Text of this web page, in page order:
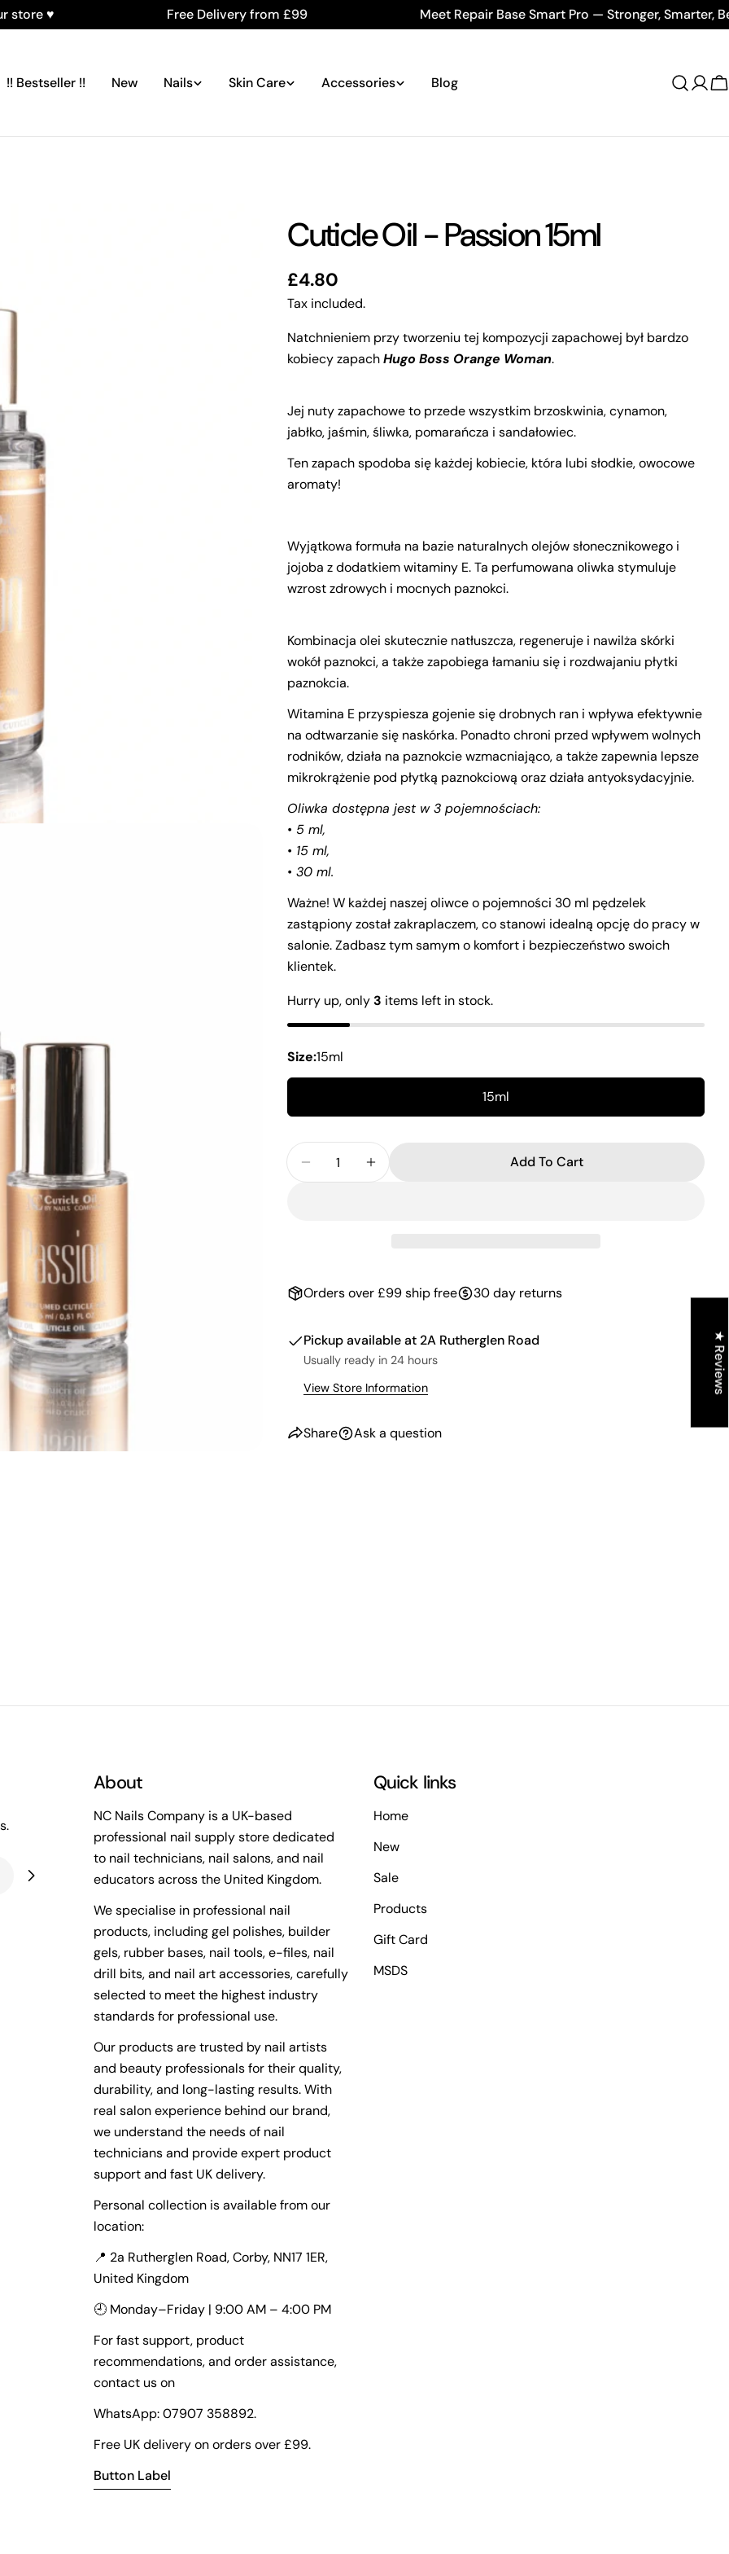
Free Delivery from £99 Meet Repair Base Smart Pro — Stronger, Smarter, Better
!! Bestseller !! New Nails Skin Care Accessories Blog
Log
Cuticle Oil - Passion 15ml
Regular
price
£4.80
Tax included.
Natchnieniem przy tworzeniu tej kompozycji zapachowej był bardzo
kobiecy zapachHugo Boss Orange Woman.
Jej nuty zapachowe to przede wszystkim brzoskwinia, cynamon,
jabłko, jaśmin, śliwka, pomarańcza i sandałowiec.
Ten zapach spodoba się każdej kobiecie, która lubi słodkie, owocowe
aromaty!
Wyjątkowa formuła na bazie naturalnych olejów słonecznikowego i
jojoba z dodatkiem witaminy E. Ta perfumowana oliwka stymuluje
wzrost zdrowych i mocnych paznokci.
Kombinacja olei skutecznie natłuszcza, regeneruje i nawilża skórki
wokół paznokci, a także zapobiega łamaniu się i rozdwajaniu płytki
paznokcia.
Witamina E przyspiesza gojenie się drobnych ran i wpływa efektywnie
na odtwarzanie się naskórka. Ponadto chroni przed wpływem wolnych
rodników, działa na paznokcie wzmacniająco, a także zapewnia lepsze
mikrokrążenie pod płytką paznokciową oraz działa antyoksydacyjnie.
Oliwka dostępna jest w 3 pojemnościach:
• 5 ml,
• 15 ml,
• 30 ml.
Ważne! W każdej naszej oliwce o pojemności 30 ml pędzelek
zastąpiony został zakraplaczem, co stanowi idealną opcję do pracy w
salonie. Zadbasz tym samym o komfort i bezpieczeństwo swoich
klientek.
Hurry up, only3 items left in stock.
Size:15ml
15ml
Decrease Quantity For Cuticle Oil - Passion 15ml
Increase Quantity For Cuticle Oil - Passion 15ml
Add To Cart
Orders over £99 ship free 30 day returns
Pickup available at 2A Rutherglen Road
Usually ready in 24 hours
View Store Information
Share Ask a question
Your
name
Your
email
Your
phone
The fields marked * are required.
About
NC Nails Company is a UK-based
professional nail supply store dedicated
to nail technicians, nail salons, and nail
educators across the United Kingdom.
We specialise in professional nail
products, including gel polishes, builder
gels, rubber bases, nail tools, e-files, nail
drill bits, and nail art accessories, carefully
selected to meet the highest industry
standards for professional use.
Our products are trusted by nail artists
and beauty professionals for their quality,
durability, and long-lasting results. With
real salon experience behind our brand,
we understand the needs of nail
technicians and provide expert product
support and fast UK delivery.
Personal collection is available from our
location:
📍 2a Rutherglen Road, Corby, NN17 1ER,
United Kingdom
🕘 Monday–Friday | 9:00 AM – 4:00 PM
For fast support, product
recommendations, and order assistance,
contact us on
WhatsApp: 07907 358892.
Free UK delivery on orders over £99.
Button Label
Quick links
Home
New
Sale
Products
Gift Card
MSDS
★ Reviews